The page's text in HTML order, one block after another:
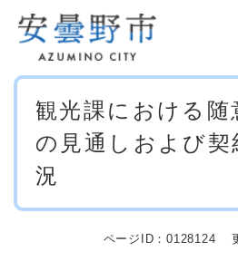
メニューを飛ばし
本
観光課における随
の見通しおよび契
況
ページID：0128124